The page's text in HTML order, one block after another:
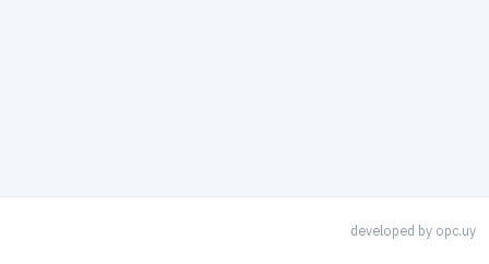
developed by opc.uy